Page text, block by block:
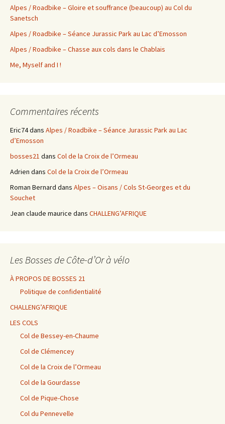
Alpes / Roadbike – Gloire et souffrance (beaucoup) au Col du
Sanetsch
Alpes / Roadbike – Séance Jurassic Park au Lac d’Emosson
Alpes / Roadbike – Chasse aux cols dans le Chablais
Me, Myself and I !
Commentaires récents
Eric74dans Alpes / Roadbike – Séance Jurassic Park au Lac
d’Emosson
bosses21 dans Col de la Croix de l’Ormeau
Adrien dans Col de la Croix de l’Ormeau
Roman Bernard dans Alpes – Oisans / Cols St-Georges et du
Souchet
Jean claude maurice dans CHALLENG’AFRIQUE
Les Bosses de Côte-d’Or à vélo
À PROPOS DE BOSSES 21
Politique de confidentialité
CHALLENG’AFRIQUE
LES COLS
Col de Bessey-en-Chaume
Col de Clémencey
Col de la Croix de l’Ormeau
Col de la Gourdasse
Col de Pique-Chose
Col du Pennevelle